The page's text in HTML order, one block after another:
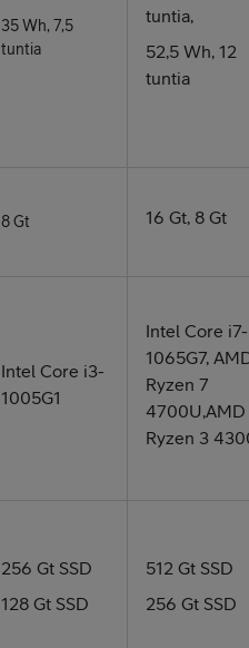
35 Wh, 7,5
tuntia
tuntia,
52,5 Wh, 12
tuntia
8 Gt 16 Gt, 8 Gt
Intel Core i3-
1005G1
Intel Core i7-
1065G7,
Ryzen 7
4700U,AMD
Ryzen 3
256 Gt SSD
128 Gt SSD
512 Gt SSD
256 Gt SSD